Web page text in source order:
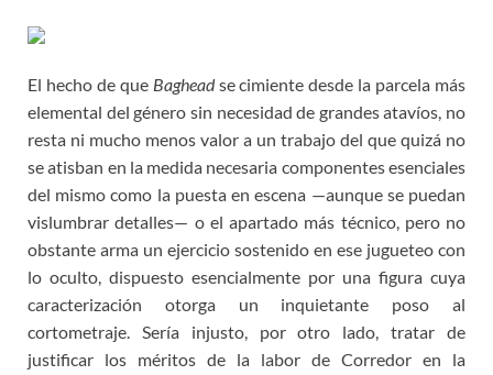
El hecho de que Bagheadse cimiente desde la parcela más
elemental del género sin necesidad de grandes atavíos, no
resta ni mucho menos valor a un trabajo del que quizá no
se atisban en la medida necesaria componentes esenciales
del mismo como la puesta en escena —aunque se puedan
vislumbrar detalles— o el apartado más técnico, pero no
obstante arma un ejercicio sostenido en ese jugueteo con
lo oculto, dispuesto esencialmente por una figura cuya
caracterización otorga un inquietante poso al
cortometraje. Sería injusto, por otro lado, tratar de
justificar los méritos de la labor de Corredor en la